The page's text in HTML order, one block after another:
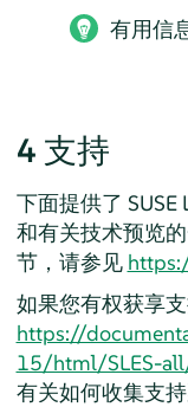
有用信
4 支持
下面提供了 SUSE
和有关技术预览
节，请参见
如果您有权获享
https://
15/html/SLES-
有关如何收集支